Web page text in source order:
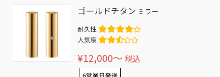
ゴールドチタン ミラー
耐久性
人気度
¥12,000〜 税込